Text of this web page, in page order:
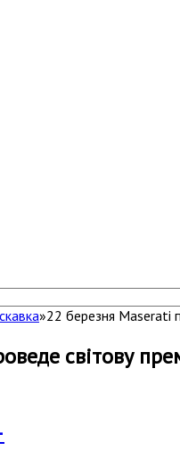
»22 березня Maserati
світову